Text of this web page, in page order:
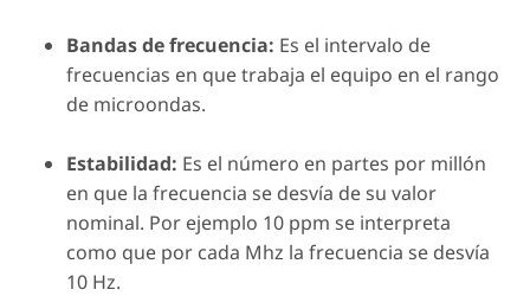
Bandas de frecuencia: Es el intervalo de
frecuencias en que trabaja el equipo en el rango
de microondas.
Estabilidad: Es el número en partes por millón
en que la frecuencia se desvía de su valor
nominal. Por ejemplo 10 ppm se interpreta
como que por cada Mhz la frecuencia se desvía
10 Hz.